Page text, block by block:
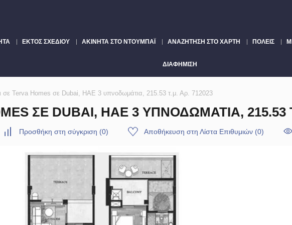
ΕΚΤΌΣ ΣΧΕΔΊΟΥ ΑΚΊΝΗΤΑ ΣΤΟ ΝΤΟΥΜΠΆΙ ΑΝΑΖΉΤΗΣΗ ΣΤΟ ΧΆΡΤΗ ΠΌΛΕΙΣ
ΔΙΑΦΉΜΙΣΗ
σε Terva Homes σε Dubai, ΗΑΕ 3 υπνοδωμάτια, 215.53 τ.μ. Αρ. 712023
ΣΕ DUBAI, ΗΑΕ 3 ΥΠΝΟΔΩΜΆΤΙΑ, 215.53
Προσθήκη στη σύγκριση (0) Αποθήκευση στη Λίστα Επιθυμιών (0)